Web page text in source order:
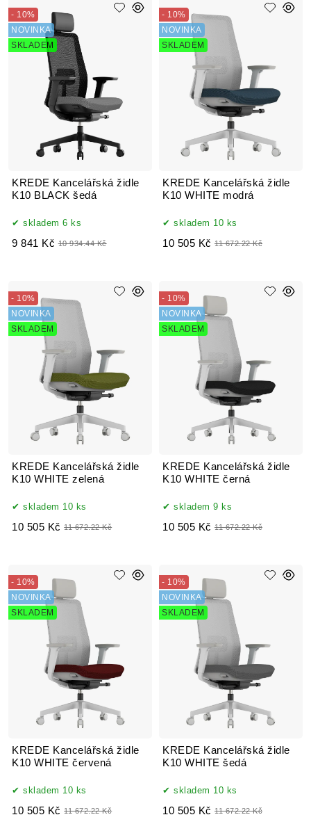
KREDE Kancelářská židle
K10 BLACK šedá
- 10%
NOVINKA
SKLADEM
skladem 6 ks
9 841 Kč 10 934.44 Kč
KREDE Kancelářská židle
K10 WHITE modrá
- 10%
NOVINKA
SKLADEM
skladem 10 ks
10 505 Kč 11 672.22 Kč
KREDE Kancelářská židle
K10 WHITE zelená
- 10%
NOVINKA
SKLADEM
skladem 10 ks
10 505 Kč 11 672.22 Kč
KREDE Kancelářská židle
K10 WHITE černá
- 10%
NOVINKA
SKLADEM
skladem 9 ks
10 505 Kč 11 672.22 Kč
KREDE Kancelářská židle
K10 WHITE červená
- 10%
NOVINKA
SKLADEM
skladem 10 ks
10 505 Kč 11 672.22 Kč
KREDE Kancelářská židle
K10 WHITE šedá
- 10%
NOVINKA
SKLADEM
skladem 10 ks
10 505 Kč 11 672.22 Kč